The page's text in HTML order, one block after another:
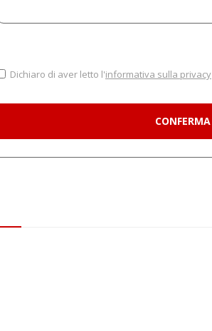
Dichiaro di aver letto l'informativa sulla privacy